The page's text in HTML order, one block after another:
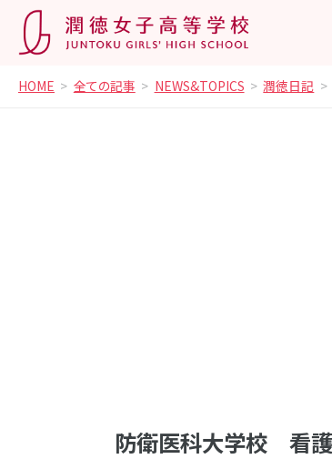
HOME 全ての記事 NEWS&TOPICS 潤徳日記
防衛医科大学校 看護